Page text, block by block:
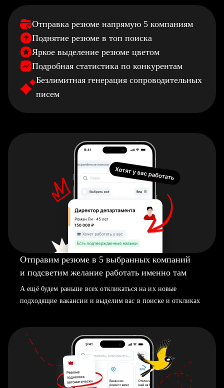
Отправка резюме напрямую 5 компаниям
Поднятие резюме в топ поиска
Яркое выделение резюме цветом
Подробная статистика по конкурентам
Безлимитная генерация сопроводительных
писем
Отправим резюме в 5 выбранных компаний
и подсветим желание работать именно там
А ещё будем раньше всех откликаться на их новые
подходящие вакансии и выделим вас в поиске и откликах